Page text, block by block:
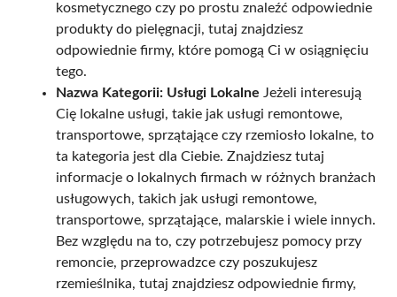
kosmetycznego czy po prostu znaleźć odpowiednie
produkty do pielęgnacji, tutaj znajdziesz
odpowiednie firmy, które pomogą Ci w osiągnięciu
tego.
Nazwa Kategorii: Usługi Lokalne Jeżeli interesują
Cię lokalne usługi, takie jak usługi remontowe,
transportowe, sprzątające czy rzemiosło lokalne, to
ta kategoria jest dla Ciebie. Znajdziesz tutaj
informacje o lokalnych firmach w różnych branżach
usługowych, takich jak usługi remontowe,
transportowe, sprzątające, malarskie i wiele innych.
Bez względu na to, czy potrzebujesz pomocy przy
remoncie, przeprowadzce czy poszukujesz
rzemieślnika, tutaj znajdziesz odpowiednie firmy,